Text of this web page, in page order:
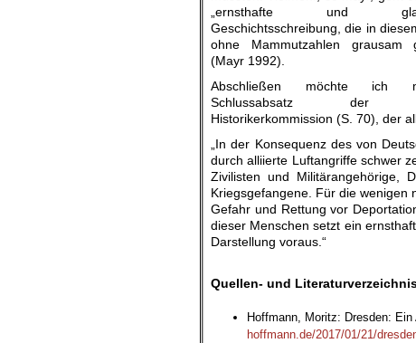
„ernsthafte und
Geschichtsschreibung, die in
ohne Mammutzahlen grausam
(Mayr 1992).
Abschließen möchte ich
Schlussabsatz der
Historikerkommission (S. 70), der
„In der Konsequenz des von
durch alliierte Luftangriffe schwer
Zivilisten und Militärangehörige,
Kriegsgefangene. Für die
Gefahr und Rettung vor
dieser Menschen setzt ein
Darstellung voraus.“
Quellen- und
Hoffmann, Moritz: Dresden:
hoffmann.de/2017/01/21/